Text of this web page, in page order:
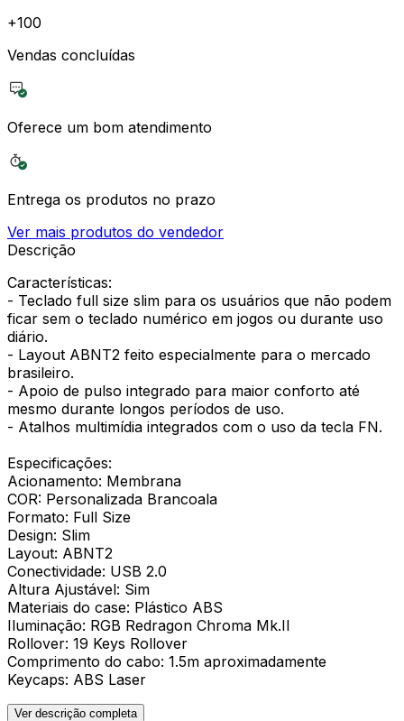
+100
Vendas concluídas
Oferece um bom atendimento
Entrega os produtos no prazo
Ver mais produtos do vendedor
Descrição
Características:
- Teclado full size slim para os usuários que não podem
ficar sem o teclado numérico em jogos ou durante uso
diário.
- Layout ABNT2 feito especialmente para o mercado
brasileiro.
- Apoio de pulso integrado para maior conforto até
mesmo durante longos períodos de uso.
- Atalhos multimídia integrados com o uso da tecla FN.
Especificações:
Acionamento: Membrana
COR: Personalizada Brancoala
Formato: Full Size
Design: Slim
Layout: ABNT2
Conectividade: USB 2.0
Altura Ajustável: Sim
Materiais do case: Plástico ABS
Iluminação: RGB Redragon Chroma Mk.II
Rollover: 19 Keys Rollover
Comprimento do cabo: 1.5m aproximadamente
Keycaps: ABS Laser
Ver descrição completa